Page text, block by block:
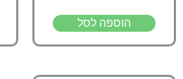
הוספה לסל